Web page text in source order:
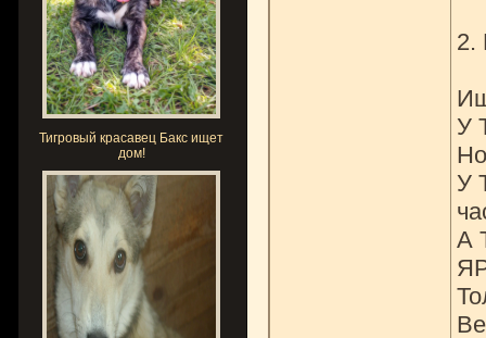
Тигровый красавец Бакс ищет
дом!
2.
У
У
А